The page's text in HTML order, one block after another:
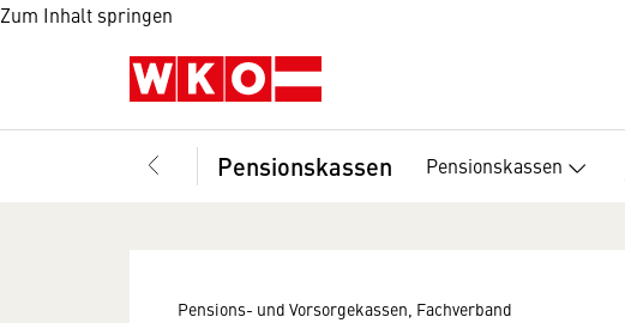
Zum Inhalt springen
Pensionskassen Pensionskassen
Pensions- und Vorsorgekassen, Fachverband